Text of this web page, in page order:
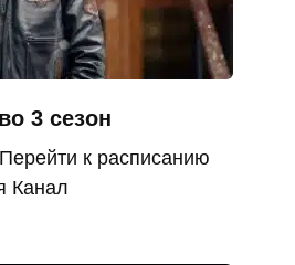
3 сезон
к расписанию
Канал